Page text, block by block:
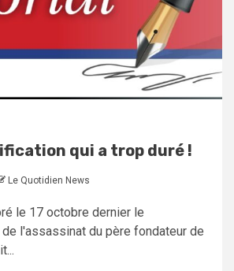
qui a trop duré !
Le Quotidien News
le 17 octobre dernier le
de l'assassinat du père fondateur de